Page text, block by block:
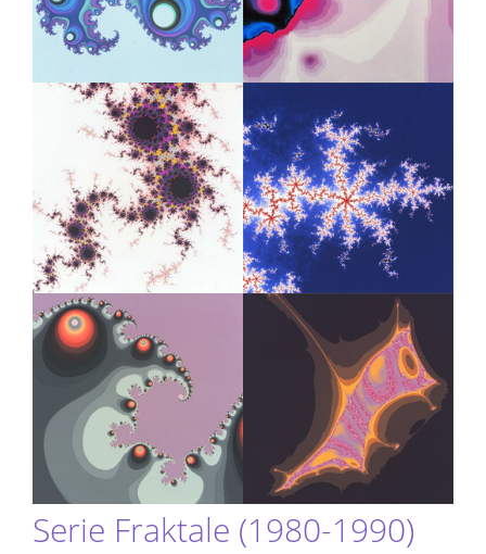
Serie Fraktale (1980-1990)